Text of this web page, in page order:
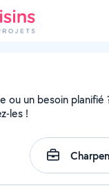
ou un besoin
les !